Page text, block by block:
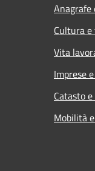
Cultura
Vita
Imprese
Catasto
Mobilità